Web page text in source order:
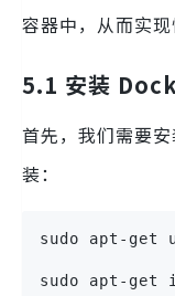
容器中，从而实现
5.1 安装
首先，我们需要
装：
sudo apt-get
sudo apt-get